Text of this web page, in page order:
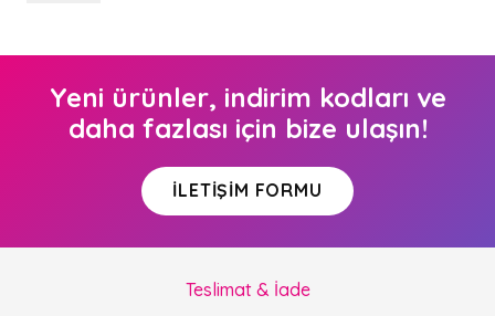
Yeni ürünler, indirim kodları ve
daha fazlası için bize ulaşın!
İLETIŞIM FORMU
Teslimat & İade